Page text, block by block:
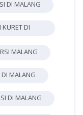
DI MALANG
DI
MALANG
MALANG
DI MALANG